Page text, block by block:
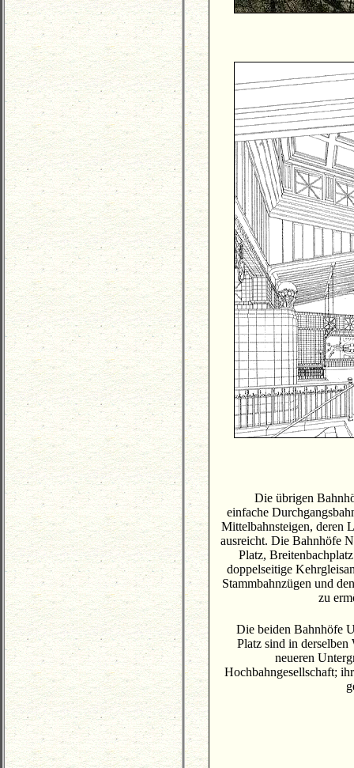
Die übrigen
einfache
Mittelbahnsteigen, deren
ausreicht. Die Bahnhöfe
Platz,
doppelseitige
Stammbahnzügen und
zu
Die beiden Bahnhöfe
Platz sind in derselben
neueren
Hochbahngesellschaft;